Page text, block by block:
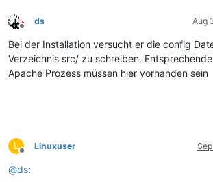
Offline
ds Aug
Bei der Installation versucht er die config
Verzeichnis src/ zu schreiben.
Apache Prozess müssen hier vorhanden sein
L
Offline
Linuxuser
@ds: